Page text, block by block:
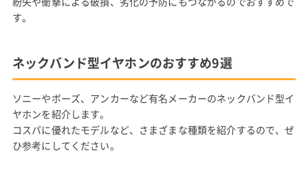
す。
ネックバンド型イヤホンのおすすめ9選
ソニーやボーズ、アンカーなど有名メーカーのネックバンド型イ
ヤホンを紹介します。
コスパに優れたモデルなど、さまざまな種類を紹介するので、ぜ
ひ参考にしてください。